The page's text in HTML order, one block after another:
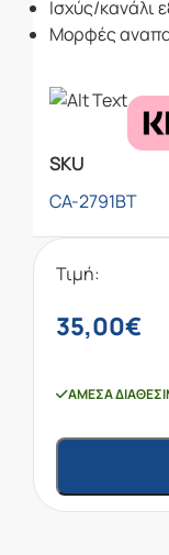
Ισχύς/κανάλι
Μορφές
SKU
CA-2791BT
Τιμή:
35,00€
ΆΜΕΣΑ